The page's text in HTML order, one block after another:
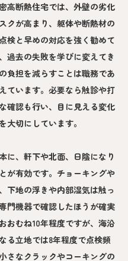
高断熱住宅では、外壁の劣化
クが高まり、躯体や断熱材の
検と早めの対応を強く勧めて
過去の失敗を学びに変えてき
負担を減らすことは職務であ
ています。必要なら触診や打
確認も行い、目に見える変化
大切にしています。
に、軒下や北面、日陰になり
が有効です。チョーキングや
下地の浮きや内部湿気は触っ
門機器で確認したほうが確実
おむね10年程度ですが、海沿
る立地では8年程度で点検頻
さなクラックやコーキングの